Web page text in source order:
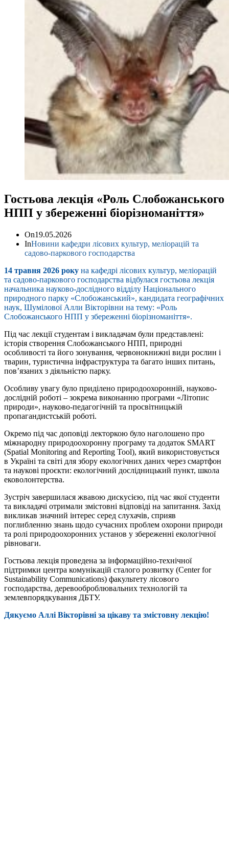
Гостьова лекція «Роль Слобожанського
НПП у збереженні біорізноманіття»
On19.05.2026
InНовини кафедри лісових культур, меліорацій та
садово-паркового господарства
14 травня 2026 року на кафедрі лісових культур, меліорацій
та садово-паркового господарства відбулася гостьова лекція
начальника науково-дослідного відділу Національного
природного парку «Слобожанський», кандидата географічних
наук, Шумілової Алли Вікторівни на тему: «Роль
Слобожанського НПП у збереженні біорізноманіття».
Під час лекції студентам і викладачам були представлені:
історія створення Слобожанського НПП, природні
особливості та його зонування, червонокнижні види рослин і
тварин, туристична інфраструктура та багато інших питань,
пов’язаних з діяльністю парку.
Особливу увагу було приділено природоохоронній, науково-
дослідній роботі – зокрема виконанню програми «Літопис
природи», науково-педагогічній та просвітницькій
пропагандистській роботі.
Окремо під час доповіді лекторкою було наголошено про
міжнародну природоохоронну програму та додаток SMART
(Spatial Monitoring and Reporting Tool), який використовується
в Україні та світі для збору екологічних даних через смартфон
та наукові проєкти: екологічний дослідницький пункт, школа
ековолонтерства.
Зустріч завершилася жвавою дискусією, під час якої студенти
та викладачі отримали змістовні відповіді на запитання. Захід
викликав значний інтерес серед слухачів, сприяв
поглибленню знань щодо сучасних проблем охорони природи
та ролі природоохоронних установ у збереженні екологічної
рівноваги.
Гостьова лекція проведена за інформаційно-технічної
підтримки центра комунікацій сталого розвитку (Center for
Sustainability Communications) факультету лісового
господарства, деревооброблювальних технологій та
землевпорядкування ДБТУ.
Дякуємо Аллі Вікторівні за цікаву та змістовну лекцію!